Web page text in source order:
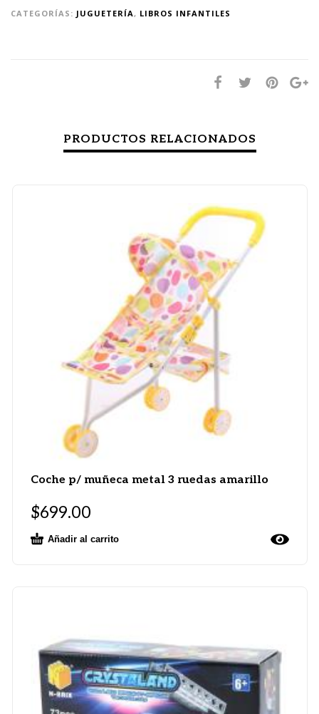
CATEGORÍAS: JUGUETERÍA, LIBROS INFANTILES
PRODUCTOS RELACIONADOS
Coche p/ muñeca metal 3 ruedas amarillo
$699.00
Añadir al carrito